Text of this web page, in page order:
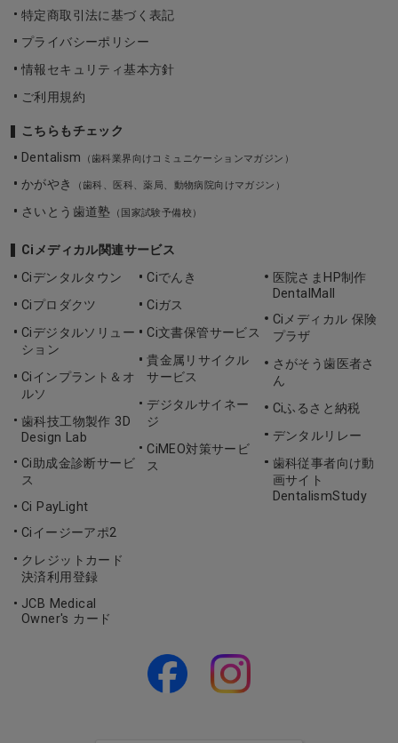
特定商取引法に基づく表記
プライバシーポリシー
情報セキュリティ基本方針
ご利用規約
こちらもチェック
Dentalism
（歯科業界向けコミュニケーションマガジン）
かがやき （歯科、医科、薬局、動物病院向けマガジン）
さいとう歯道塾 （国家試験予備校）
Ciメディカル関連サービス
Ciデンタルタウン
Ciプロダクツ
Ciデジタルソリュー
ション
Ciインプラント＆オ
ルソ
歯科技工物製作 3D
Design Lab
Ci助成金診断サービ
ス
Ci PayLight
Ciイージーアポ2
クレジットカード
決済利用登録
JCB Medical
Owner's カード
Ciでんき
Ciガス
Ci文書保管サービス
貴金属リサイクル
サービス
デジタルサイネー
ジ
CiMEO対策サービ
ス
医院さまHP制作
DentalMall
Ciメディカル 保険
プラザ
さがそう歯医者さ
ん
Ciふるさと納税
デンタルリレー
歯科従事者向け動
画サイト
DentalismStudy